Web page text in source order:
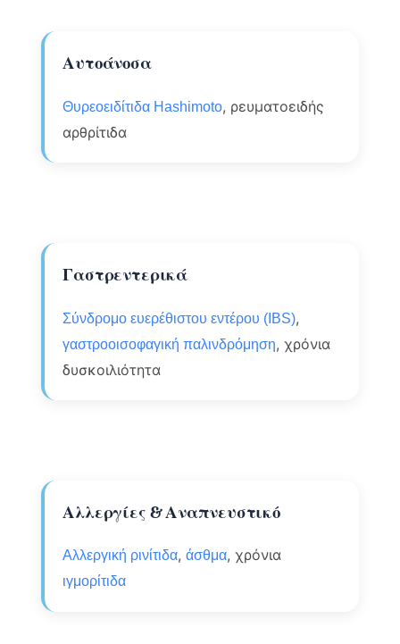
Αυτοάνοσα
Θυρεοειδίτιδα Hashimoto, ρευματοειδής
αρθρίτιδα
Γαστρεντερικά
Σύνδρομο ευερέθιστου εντέρου (IBS),
γαστροοισοφαγική παλινδρόμηση, χρόνια
δυσκοιλιότητα
Αλλεργίες & Αναπνευστικό
Αλλεργική ρινίτιδα,άσθμα, χρόνια
ιγμορίτιδα